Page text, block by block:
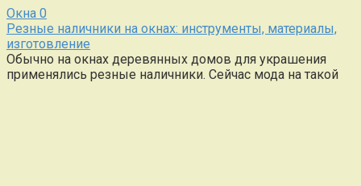
Окна 0
Резные наличники на окнах: инструменты, материалы,
изготовление
Обычно на окнах деревянных домов для украшения
применялись резные наличники. Сейчас мода на такой